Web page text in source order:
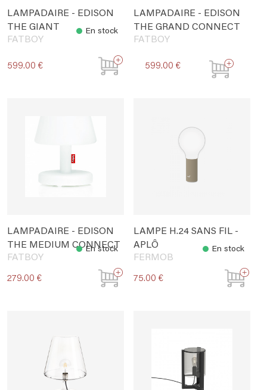
LAMPADAIRE - EDISON
THE GIANT
FATBOY
En stock
599.00 €
LAMPADAIRE - EDISON
THE GRAND CONNECT
FATBOY
599.00 €
LAMPADAIRE - EDISON
THE MEDIUM CONNECT
FATBOY
En stock
279.00 €
LAMPE H.24 SANS FIL -
APLÔ
FERMOB
En stock
75.00 €